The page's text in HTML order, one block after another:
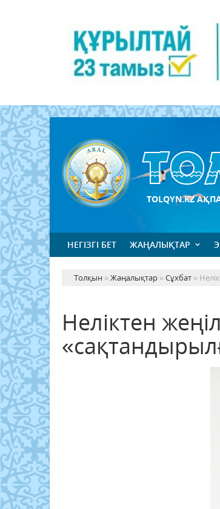
TOLQYN.KZ
НЕГІЗГІ БЕТ ЖАҢАЛЫҚТАР
Толқын »Жаңалықтар »Сұхбат »
Неліктен